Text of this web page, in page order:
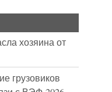
хозяина от
грузовиков